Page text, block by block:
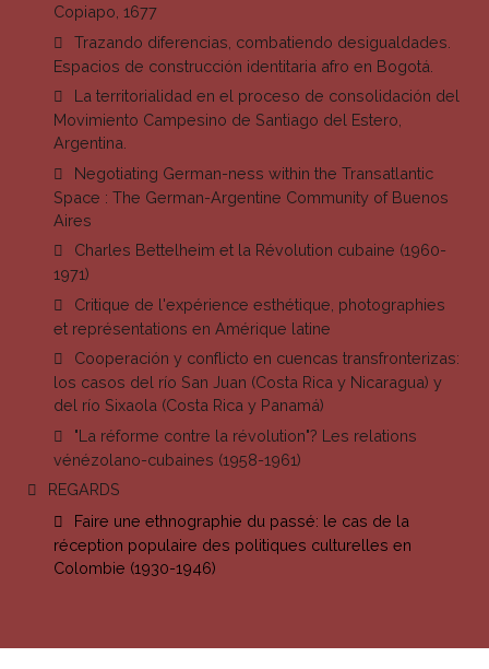
Copiapo, 1677
Trazando diferencias, combatiendo desigualdades.
Espacios de construcción identitaria afro en Bogotá.
La territorialidad en el proceso de consolidación del
Movimiento Campesino de Santiago del Estero,
Argentina.
Negotiating German-ness within the Transatlantic
Space : The German-Argentine Community of Buenos
Aires
Charles Bettelheim et la Révolution cubaine (1960-
1971)
Critique de l'expérience esthétique, photographies
et représentations en Amérique latine
Cooperación y conflicto en cuencas transfronterizas:
los casos del río San Juan (Costa Rica y Nicaragua) y
del río Sixaola (Costa Rica y Panamá)
"La réforme contre la révolution"? Les relations
vénézolano-cubaines (1958-1961)
REGARDS
Faire une ethnographie du passé: le cas de la
réception populaire des politiques culturelles en
Colombie (1930-1946)